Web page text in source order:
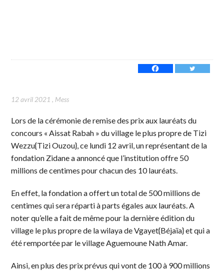
12 avril 2021 , Mess
Lors de la cérémonie de remise des prix aux lauréats du
concours « Aissat Rabah » du village le plus propre de Tizi
Wezzu{Tizi Ouzou}, ce lundi 12 avril, un représentant de la
fondation Zidane a annoncé que l’institution offre 50
millions de centimes pour chacun des 10 lauréats.
En effet, la fondation a offert un total de 500 millions de
centimes qui sera réparti à parts égales aux lauréats. A
noter qu’elle a fait de même pour la dernière édition du
village le plus propre de la wilaya de Vgayet{Béjaïa} et qui a
été remportée par le village Aguemoune Nath Amar.
Ainsi, en plus des prix prévus qui vont de 100 à 900 millions